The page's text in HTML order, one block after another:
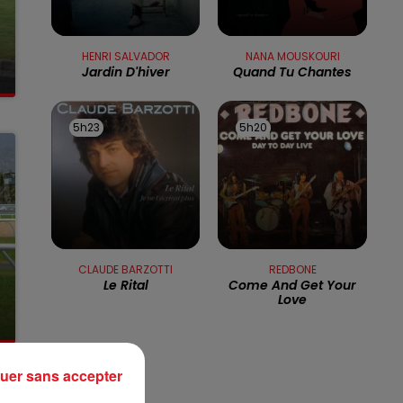
LES APRÈS-MIDI QUI CHANTENT
HENRI SALVADOR
Jardin D'hiver
NANA MOUSKOURI
Quand Tu Chantes
5h23
5h23
CLAUDE BARZOTTI
Le Rital
5h20
5h20
REDBONE
Come And Get Your
Love
sans accepter